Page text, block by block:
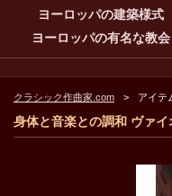
ヨーロッパの建築様式
ヨーロッパの有名な教会
クラシック作曲家.com アイテ
身体と音楽との調和 ヴァ